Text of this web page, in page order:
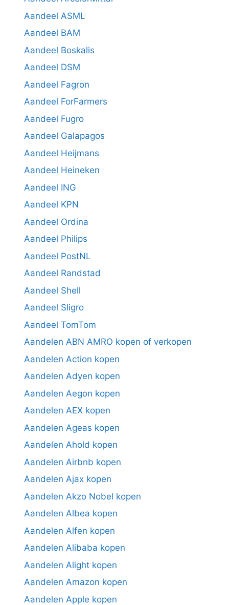
Aandeel ASML
Aandeel BAM
Aandeel Boskalis
Aandeel DSM
Aandeel Fagron
Aandeel ForFarmers
Aandeel Fugro
Aandeel Galapagos
Aandeel Heijmans
Aandeel Heineken
Aandeel ING
Aandeel KPN
Aandeel Ordina
Aandeel Philips
Aandeel PostNL
Aandeel Randstad
Aandeel Shell
Aandeel Sligro
Aandeel TomTom
Aandelen ABN AMRO kopen of verkopen
Aandelen Action kopen
Aandelen Adyen kopen
Aandelen Aegon kopen
Aandelen AEX kopen
Aandelen Ageas kopen
Aandelen Ahold kopen
Aandelen Airbnb kopen
Aandelen Ajax kopen
Aandelen Akzo Nobel kopen
Aandelen Albea kopen
Aandelen Alfen kopen
Aandelen Alibaba kopen
Aandelen Alight kopen
Aandelen Amazon kopen
Aandelen Apple kopen